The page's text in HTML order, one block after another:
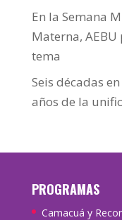
En la Semana
Materna,
tema
Seis décadas
años de la
PROGRAMAS
Camacuá y